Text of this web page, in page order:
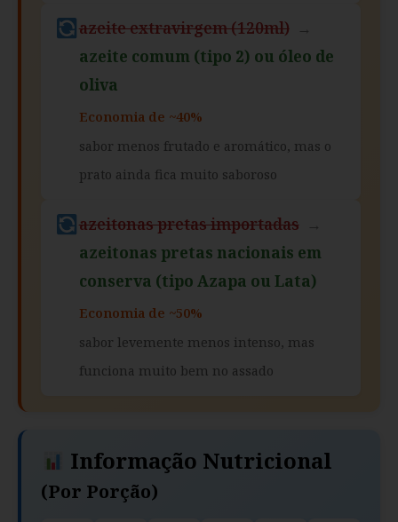
azeite extravirgem (120ml) →
azeite comum (tipo 2) ou óleo de
oliva
Economia de ~40%
sabor menos frutado e aromático, mas o
prato ainda fica muito saboroso
azeitonas pretas importadas →
azeitonas pretas nacionais em
conserva (tipo Azapa ou Lata)
Economia de ~50%
sabor levemente menos intenso, mas
funciona muito bem no assado
Informação Nutricional
(por Porção)